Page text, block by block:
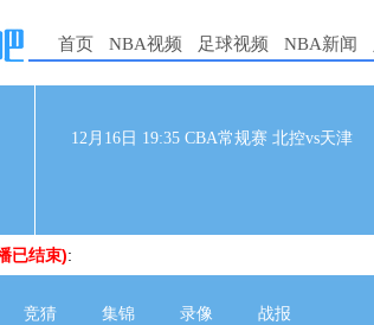
首页 NBA视频 足球视频 NBA新闻
12月16日 19:35 CBA常规赛 北控vs天津
已结束):
竞猜 集锦 录像 战报